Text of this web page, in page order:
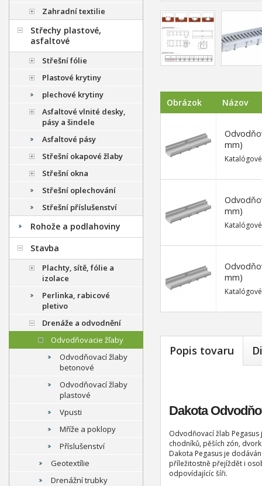
Obrázok Názov
mm)
mm)
mm)
Popis tovaru
Dakota
Odvodňovací žlab
chodníků, pěších zón,
Dakota Pegasus je
příležitostně přejíždět i
odpovídajícíc šíři.
Zahradní textilie
Střechy plastové,
asfaltové
Střešní fólie
Plastové krytiny
plechové krytiny
Asfaltové vlnité desky,
pásy a šindele
Asfaltové pásy
Střešní okapové žlaby
Střešní okna
Střešní oplechování
Střešní příslušenství
Rohože a podlahoviny
Stavba
Plachty, sítě, fólie a
izolace
Perlinka, rabicové
pletivo
Drenáže a odvodnění
Odvodňovacie žľaby
Odvodňovací žlaby
betonové
Odvodňovací žlaby
plastové
Vpusti
Mříže a poklopy
Příslušenství
Geotextílie
Drenážní trubky